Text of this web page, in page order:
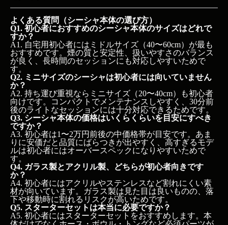
よくある質問（シーシャ本体の選び方）
Q1. 初心者におすすめのシーシャ本体のサイズはどれで
すか？
A1. 自宅用初心者にはミドルサイズ（40〜60cm）が最も
おすすめです。煙の質と安定性、扱いやすさのバランス
が良く、長時間のセッションにも対応しやすいためで
す。
Q2. ミニサイズのシーシャは初心者には向いていません
か？
A2. 持ち運び重視ならミニサイズ（20〜40cm）も初心者
向けです。コンパクトでメンテナンスしやすく、30分前
後のライトなセッションには十分対応できるためです。
Q3. シーシャ本体の価格はいくらくらいを目安にすべき
ですか？
A3. 初心者は1〜2万円前後の中価格帯が目安です。あま
りに安価だと品質にばらつきが出やすく、高すぎるモデ
ルは初心者にはオーバースペックになりやすいためで
す。
Q4. ガラス製とアクリル製、どちらが初心者向きです
か？
A4. 初心者にはアクリルやステンレスなど割れにくい素
材が向いています。ガラス製は見た目は良いものの、落
下や移動時に割れるリスクが高いためです。
Q5. スターターセットは本当に必要ですか？
A5. 初心者にはスターターセットをおすすめします。本